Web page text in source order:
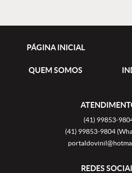
PÁGINA INICIAL
QUEM SOMOS
(41) 99853-
(41)99853-9804
REDES